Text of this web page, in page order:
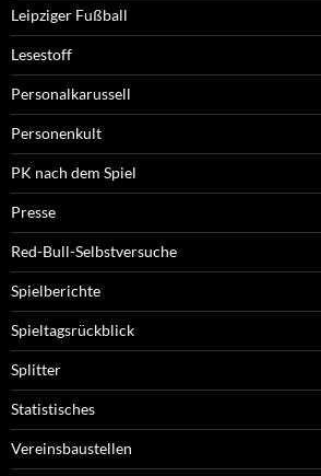
Leipziger Fußball
Lesestoff
Personalkarussell
Personenkult
PK nach dem Spiel
Presse
Red-Bull-Selbstversuche
Spielberichte
Spieltagsrückblick
Splitter
Statistisches
Vereinsbaustellen